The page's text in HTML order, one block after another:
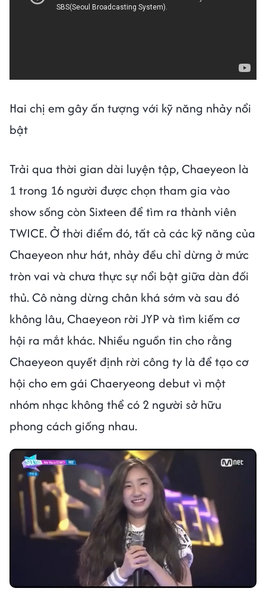
Hai chị em gây ấn tượng với kỹ năng nhảy nổi
bật
Trải qua thời gian dài luyện tập, Chaeyeon là
1 trong 16 người được chọn tham gia vào
show sống còn Sixteen để tìm ra thành viên
TWICE. Ở thời điểm đó, tất cả các kỹ năng của
Chaeyeon như hát, nhảy đều chỉ dừng ở mức
tròn vai và chưa thực sự nổi bật giữa dàn đối
thủ. Cô nàng dừng chân khá sớm và sau đó
không lâu, Chaeyeon rời JYP và tìm kiếm cơ
hội ra mắt khác. Nhiều nguồn tin cho rằng
Chaeyeon quyết định rời công ty là để tạo cơ
hội cho em gái Chaeryeong debut vì một
nhóm nhạc không thể có 2 người sở hữu
phong cách giống nhau.